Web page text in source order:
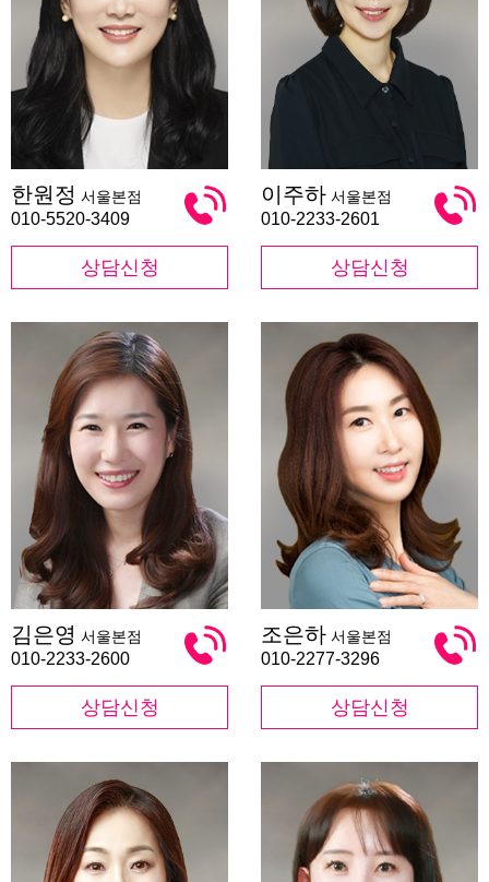
원
정
한원정 서울본점
010-5520-3409
상담신청
주
하
이주하 서울본점
010-2233-2601
상담신청
은
영
김은영 서울본점
010-2233-2600
상담신청
은
하
조은하 서울본점
010-2277-3296
상담신청